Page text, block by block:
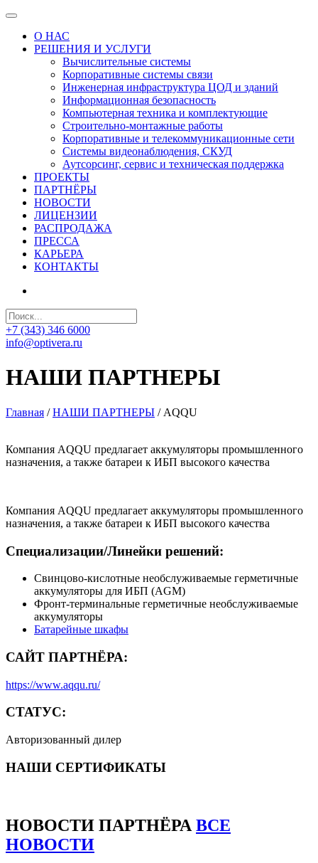
О НАС
РЕШЕНИЯ И УСЛУГИ
Вычислительные системы
Корпоративные системы связи
Инженерная инфраструктура ЦОД и зданий
Информационная безопасность
Компьютерная техника и комплектующие
Строительно-монтажные работы
Корпоративные и телекоммуникационные сети
Системы видеонаблюдения, СКУД
Аутсорсинг, сервис и техническая поддержка
ПРОЕКТЫ
ПАРТНЁРЫ
НОВОСТИ
ЛИЦЕНЗИИ
РАСПРОДАЖА
ПРЕССА
КАРЬЕРА
КОНТАКТЫ
+7 (343) 346 6000
info@optivera.ru
НАШИ ПАРТНЕРЫ
Главная / НАШИ ПАРТНЕРЫ / AQQU
Компания AQQU предлагает аккумуляторы промышленного
назначения, а также батареи к ИБП высокого качества
Компания AQQU предлагает аккумуляторы промышленного
назначения, а также батареи к ИБП высокого качества
Специализации/Линейки решений:
Свинцово-кислотные необслуживаемые герметичные
аккумуляторы для ИБП (AGM)
Фронт-терминальные герметичные необслуживаемые
аккумуляторы
Батарейные шкафы
САЙТ ПАРТНЁРА:
https://www.aqqu.ru/
СТАТУС:
Авторизованный дилер
НАШИ СЕРТИФИКАТЫ
НОВОСТИ ПАРТНЁРА ВСЕ
НОВОСТИ